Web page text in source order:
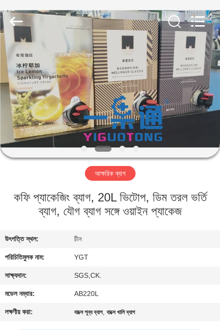
বাড়ি
পণ্য
ভিডিও
VR
প্রদর্শন
আমাদের
কারখানা
ভ্রমণ
মান
নিয়ন্ত্রণ
CO.,LTD.
All
Rights
Reserved.
Developed
by
ECER
আক্ষরিক ব্যাগ
কফি প্যাকেজিং ব্যাগ, 20L ভিটোপ, ডিম তরল ভর্তি
ব্যাগ, যৌগ ব্যাগ সঙ্গে ওয়াইন প্যাকেজ
উৎপত্তি স্থল: চীন
পরিচিতিমুলক নাম: YGT
সাক্ষ্যদান: SGS,CK.
মডেল নম্বার: AB220L
লক্ষণীয় করা: বাক্সে শূন্য ব্যাগ,বাক্সে খালি ব্যাগ